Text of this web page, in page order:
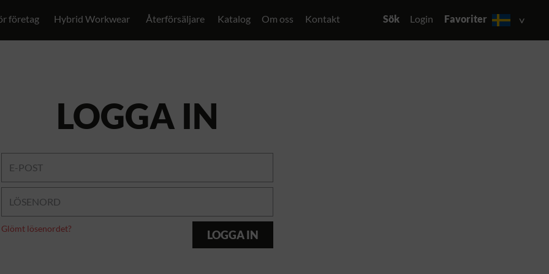
företag Hybrid Workwear Återförsäljare Katalog Om oss Kontakt Sök Login Favoriter
LOGGA IN
Glömt lösenordet? LOGGA IN